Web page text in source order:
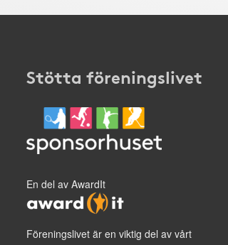
Stötta föreningslivet
En del av AwardIt
Föreningslivet är en viktig del av vårt